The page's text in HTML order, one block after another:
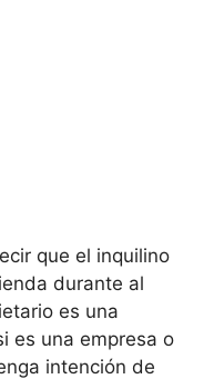
que el inquilino
durante al
es una
es una empresa o
intención de